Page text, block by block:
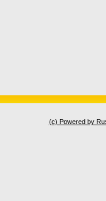
(c) Powered by